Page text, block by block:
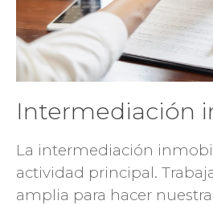
Intermediación
La intermediación
actividad principal.
amplia para hacer